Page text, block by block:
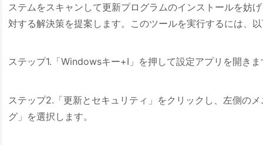
ステムをスキャンして更新プログラムのインストールを妨
対する解決策を提案します。このツールを実行するには、
ステップ1.「Windowsキー+I」を押して設定アプリを開きま
ステップ2.「更新とセキュリティ」をクリックし、左側の
グ」を選択します。